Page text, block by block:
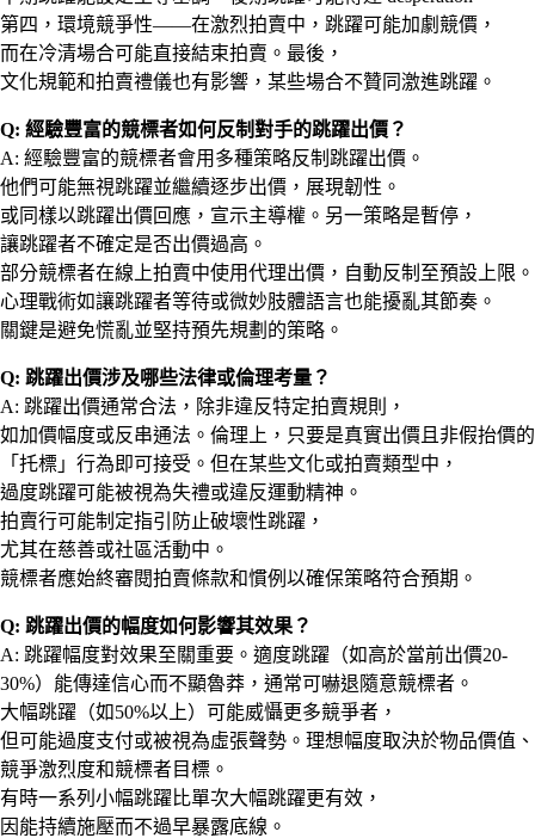
第四，環境競爭性——在激烈拍賣中，跳躍可能加劇競價，
而在冷清場合可能直接結束拍賣。最後，
文化規範和拍賣禮儀也有影響，某些場合不贊同激進跳躍。
Q: 經驗豐富的競標者如何反制對手的跳躍出價？
A: 經驗豐富的競標者會用多種策略反制跳躍出價。
他們可能無視跳躍並繼續逐步出價，展現韌性。
或同樣以跳躍出價回應，宣示主導權。另一策略是暫停，
讓跳躍者不確定是否出價過高。
部分競標者在線上拍賣中使用代理出價，自動反制至預設上限。
心理戰術如讓跳躍者等待或微妙肢體語言也能擾亂其節奏。
關鍵是避免慌亂並堅持預先規劃的策略。
Q: 跳躍出價涉及哪些法律或倫理考量？
A: 跳躍出價通常合法，除非違反特定拍賣規則，
如加價幅度或反串通法。倫理上，只要是真實出價且非假抬價的
「托標」行為即可接受。但在某些文化或拍賣類型中，
過度跳躍可能被視為失禮或違反運動精神。
拍賣行可能制定指引防止破壞性跳躍，
尤其在慈善或社區活動中。
競標者應始終審閱拍賣條款和慣例以確保策略符合預期。
Q: 跳躍出價的幅度如何影響其效果？
A: 跳躍幅度對效果至關重要。適度跳躍（如高於當前出價20-
30%）能傳達信心而不顯魯莽，通常可嚇退隨意競標者。
大幅跳躍（如50%以上）可能威懾更多競爭者，
但可能過度支付或被視為虛張聲勢。理想幅度取決於物品價值、
競爭激烈度和競標者目標。
有時一系列小幅跳躍比單次大幅跳躍更有效，
因能持續施壓而不過早暴露底線。